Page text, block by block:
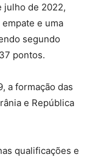
julho de 2022,
e uma
segundo
pontos.
a formação das
e República
qualificações e